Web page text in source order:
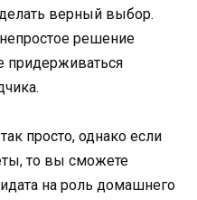
верный выбор.
решение
придерживаться
просто, однако если
то вы сможете
на роль домашнего